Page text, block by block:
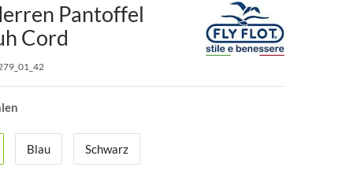
Pantoffel
Cord
Blau Schwarz